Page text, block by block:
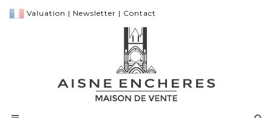
Valuation | Newsletter | Contact